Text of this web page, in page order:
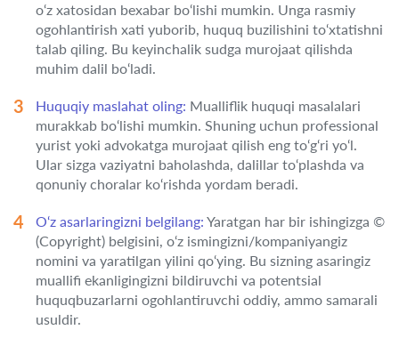
o‘z xatosidan bexabar bo‘lishi mumkin. Unga rasmiy
ogohlantirish xati yuborib, huquq buzilishini to‘xtatishni
talab qiling. Bu keyinchalik sudga murojaat qilishda
muhim dalil bo‘ladi.
Huquqiy maslahat oling: Mualliflik huquqi masalalari
murakkab bo‘lishi mumkin. Shuning uchun professional
yurist yoki advokatga murojaat qilish eng to‘g‘ri yo‘l.
Ular sizga vaziyatni baholashda, dalillar to‘plashda va
qonuniy choralar ko‘rishda yordam beradi.
O‘z asarlaringizni belgilang: Yaratgan har bir ishingizga ©
(Copyright) belgisini, o‘z ismingizni/kompaniyangiz
nomini va yaratilgan yilini qo‘ying. Bu sizning asaringiz
muallifi ekanligingizni bildiruvchi va potentsial
huquqbuzarlarni ogohlantiruvchi oddiy, ammo samarali
usuldir.